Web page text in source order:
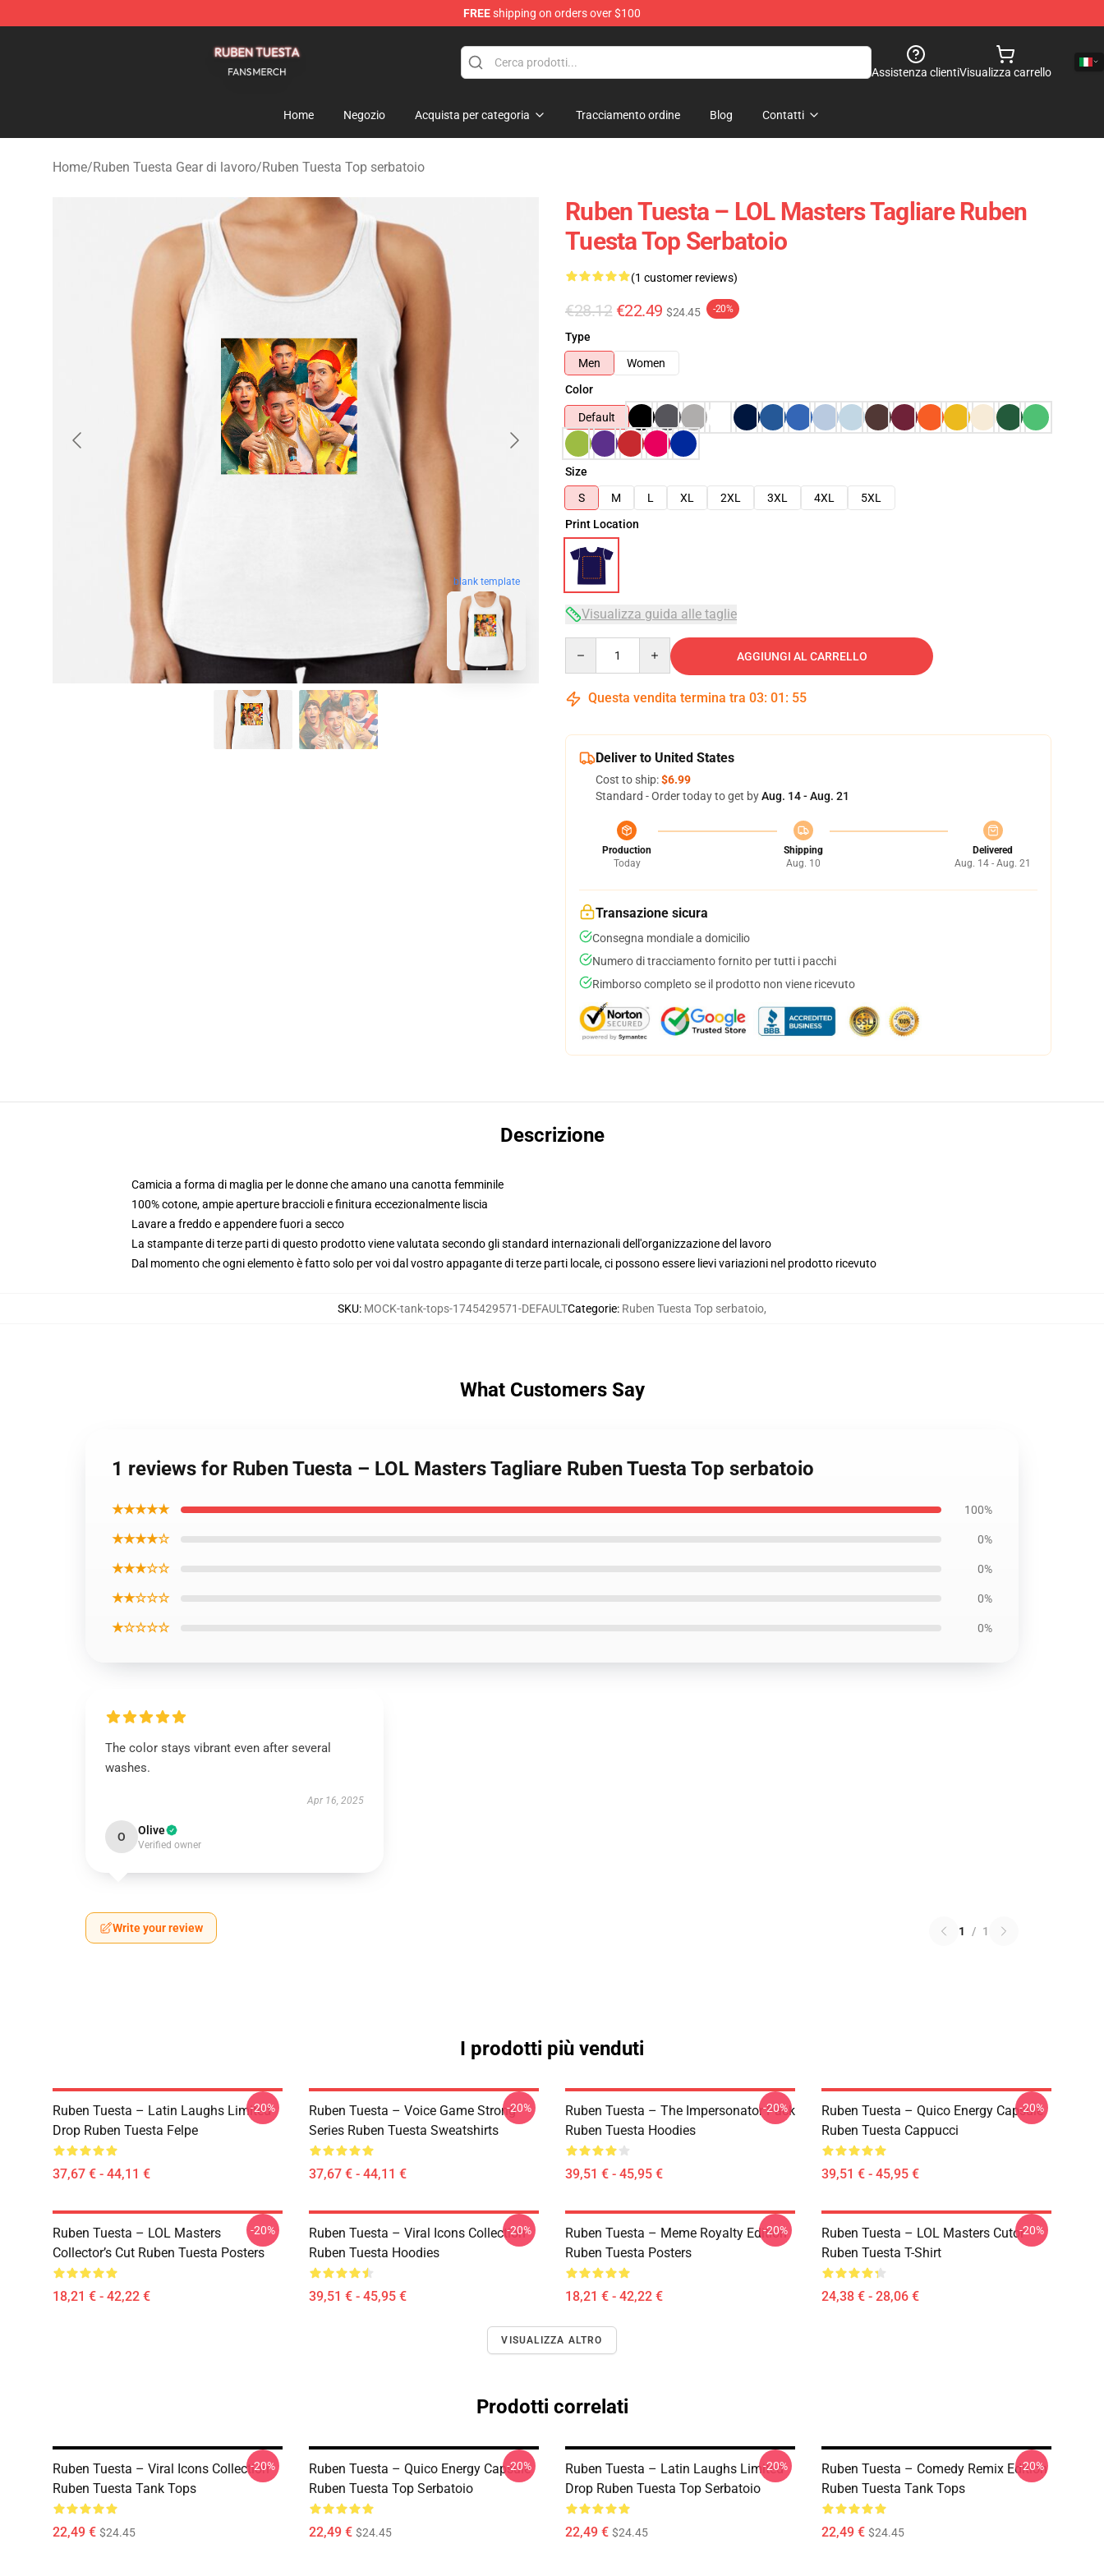
FREEshipping on orders over $100
Assistenza clientiVisualizza carrello
Home Negozio Acquista per categoria Tracciamento ordine Blog Contatti
Home/Ruben Tuesta Gear di lavoro/Ruben Tuesta Top serbatoio
blank template
Ruben Tuesta – LOL Masters Tagliare Ruben
Tuesta Top Serbatoio
(1 customer reviews)
€28.12 €22.49 $24.45 -20%
Type
Men
Women
Color
Default
Size
S
M L XL 2XL 3XL 4XL
5XL
Print Location
Visualizza guida alle taglie
AGGIUNGI AL CARRELLO
Questa vendita termina tra 03: 01 : 54
Deliver to United States
Cost to ship:$6.99
Standard - Order today to get byAug. 14 - Aug. 21
Production
Today
Shipping
Aug. 10
Delivered
Aug. 14 - Aug. 21
Transazione sicura
Consegna mondiale a domicilio
Numero di tracciamento fornito per tutti i pacchi
Rimborso completo se il prodotto non viene ricevuto
Descrizione
Camicia a forma di maglia per le donne che amano una canotta femminile
100% cotone, ampie aperture braccioli e finitura eccezionalmente liscia
Lavare a freddo e appendere fuori a secco
La stampante di terze parti di questo prodotto viene valutata secondo gli standard internazionali dell'organizzazione del lavoro
Dal momento che ogni elemento è fatto solo per voi dal vostro appagante di terze parti locale, ci possono essere lievi variazioni nel prodotto ricevuto
SKU: MOCK-tank-tops-1745429571-DEFAULTCategorie: Ruben Tuesta Top serbatoio,
What Customers Say
1 reviews for Ruben Tuesta – LOL Masters Tagliare Ruben Tuesta Top serbatoio
★★★★★ 100%
★★★★☆ 0%
★★★☆☆ 0%
★★☆☆☆ 0%
★☆☆☆☆ 0%
The color stays vibrant even after several
washes.
Apr 16, 2025
O Olive
Verified owner
Write your review 1 / 1
I prodotti più venduti
Ruben Tuesta – Latin Laughs Limited
Drop Ruben Tuesta Felpe
37,67 € - 44,11 €
-20%
Ruben Tuesta – Voice Game Strong
Series Ruben Tuesta Sweatshirts
37,67 € - 44,11 €
-20%
Ruben Tuesta – The Impersonator Pack
Ruben Tuesta Hoodies
39,51 € - 45,95 €
-20%
Ruben Tuesta – Quico Energy Capsule
Ruben Tuesta Cappucci
39,51 € - 45,95 €
-20%
Ruben Tuesta – LOL Masters
Collector’s Cut Ruben Tuesta Posters
18,21 € - 42,22 €
-20%
Ruben Tuesta – Viral Icons Collection
Ruben Tuesta Hoodies
39,51 € - 45,95 €
-20%
Ruben Tuesta – Meme Royalty Edition
Ruben Tuesta Posters
18,21 € - 42,22 €
-20%
Ruben Tuesta – LOL Masters Cutor
Ruben Tuesta T-Shirt
24,38 € - 28,06 €
-20%
VISUALIZZA ALTRO
Prodotti correlati
Ruben Tuesta – Viral Icons Collection
Ruben Tuesta Tank Tops
22,49 € $24.45
-20%
Ruben Tuesta – Quico Energy Capsule
Ruben Tuesta Top Serbatoio
22,49 € $24.45
-20%
Ruben Tuesta – Latin Laughs Limited
Drop Ruben Tuesta Top Serbatoio
22,49 € $24.45
-20%
Ruben Tuesta – Comedy Remix Edition
Ruben Tuesta Tank Tops
22,49 € $24.45
-20%